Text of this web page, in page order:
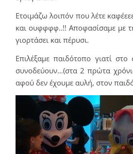
Ετοιμάζω λοιπόν που λέτε
και ουφφφφ..!! Αποφασίσαμε με
γιορτάσει και πέρυσι.
Επιλέξαμε παιδότοπο γιατί
συνοδεύουν…(στα 2 πρώτα
αφού δεν έχουμε αυλή, στον